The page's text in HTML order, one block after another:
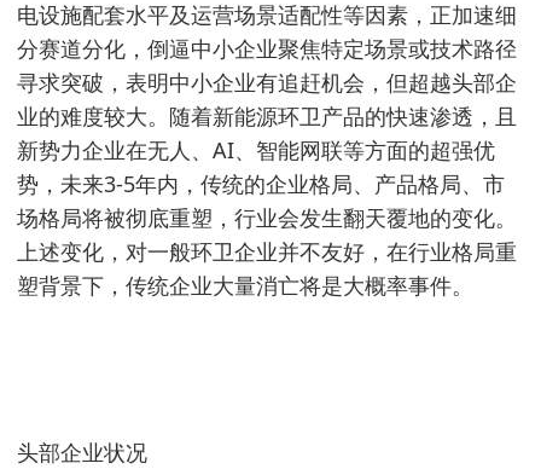
电设施配套水平及运营场景适配性等因素，正加速细
分赛道分化，倒逼中小企业聚焦特定场景或技术路径
寻求突破，表明中小企业有追赶机会，但超越头部企
业的难度较大。随着新能源环卫产品的快速渗透，且
新势力企业在无人、AI、智能网联等方面的超强优
势，未来3-5年内，传统的企业格局、产品格局、市
场格局将被彻底重塑，行业会发生翻天覆地的变化。
上述变化，对一般环卫企业并不友好，在行业格局重
塑背景下，传统企业大量消亡将是大概率事件。
头部企业状况